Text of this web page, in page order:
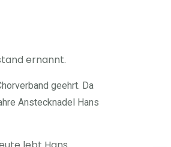
ernannt.
geehrt. Da
Anstecknadel Hans